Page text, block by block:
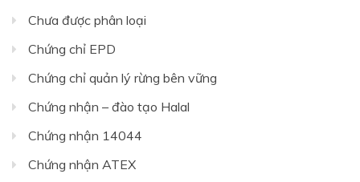
Chưa được phân loại
Chứng chỉ EPD
Chứng chỉ quản lý rừng bên vững
Chứng nhận – đào tạo Halal
Chứng nhận 14044
Chứng nhận ATEX